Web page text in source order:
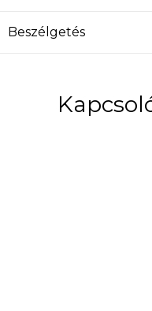
Beszélgetés